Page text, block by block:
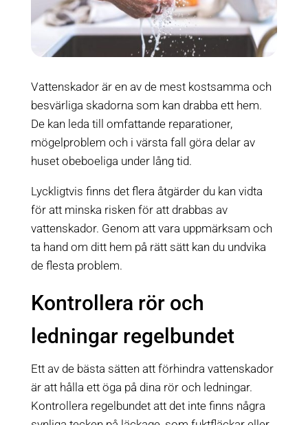
Vattenskador är en av de mest kostsamma och
besvärliga skadorna som kan drabba ett hem.
De kan leda till omfattande reparationer,
mögelproblem och i värsta fall göra delar av
huset obeboeliga under lång tid.
Lyckligtvis finns det flera åtgärder du kan vidta
för att minska risken för att drabbas av
vattenskador. Genom att vara uppmärksam och
ta hand om ditt hem på rätt sätt kan du undvika
de flesta problem.
Kontrollera rör och
ledningar regelbundet
Ett av de bästa sätten att förhindra vattenskador
är att hålla ett öga på dina rör och ledningar.
Kontrollera regelbundet att det inte finns några